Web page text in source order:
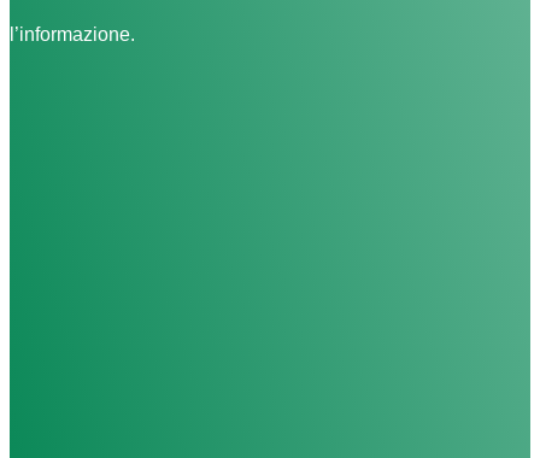
l’informazione.